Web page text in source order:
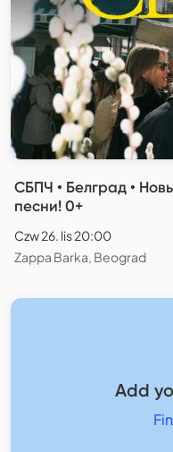
СБПЧ • Белград •
песни! 0+
Czw 26. lis 20:00
Zappa Barka, Beograd
Add